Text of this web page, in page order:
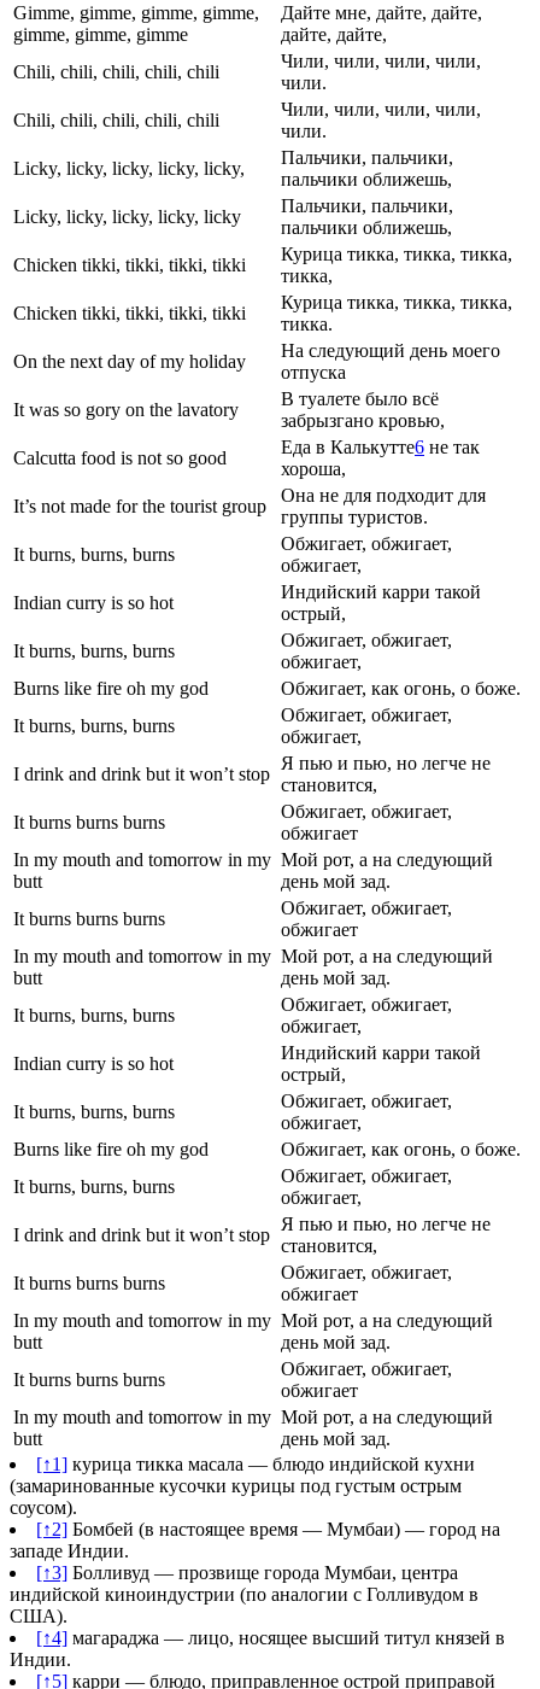
Gimme, gimme, gimme, gimme,
gimme, gimme, gimme
Дайте мне, дайте, дайте,
дайте, дайте,
Chili, chili, chili, chili, chili
Чили, чили, чили, чили,
чили.
Chili, chili, chili, chili, chili
Чили, чили, чили, чили,
чили.
Licky, licky, licky, licky, licky,
Пальчики, пальчики,
пальчики оближешь,
Licky, licky, licky, licky, licky
Пальчики, пальчики,
пальчики оближешь,
Chicken tikki, tikki, tikki, tikki
Курица тикка, тикка, тикка,
тикка,
Chicken tikki, tikki, tikki, tikki
Курица тикка, тикка, тикка,
тикка.
On the next day of my holiday
На следующий день моего
отпуска
It was so gory on the lavatory
В туалете было всё
забрызгано кровью,
Calcutta food is not so good
Еда в Калькутте6 не так
хороша,
It’s not made for the tourist group
Она не для подходит для
группы туристов.
It burns, burns, burns
Обжигает, обжигает,
обжигает,
Indian curry is so hot
Индийский карри такой
острый,
It burns, burns, burns
Обжигает, обжигает,
обжигает,
Burns like fire oh my god
Обжигает, как огонь, о боже.
It burns, burns, burns
Обжигает, обжигает,
обжигает,
I drink and drink but it won’t stop
Я пью и пью, но легче не
становится,
It burns burns burns
Обжигает, обжигает,
обжигает
In my mouth and tomorrow in my
butt
Мой рот, а на следующий
день мой зад.
It burns burns burns
Обжигает, обжигает,
обжигает
In my mouth and tomorrow in my
butt
Мой рот, а на следующий
день мой зад.
It burns, burns, burns
Обжигает, обжигает,
обжигает,
Indian curry is so hot
Индийский карри такой
острый,
It burns, burns, burns
Обжигает, обжигает,
обжигает,
Burns like fire oh my god
Обжигает, как огонь, о боже.
It burns, burns, burns
Обжигает, обжигает,
обжигает,
I drink and drink but it won’t stop
Я пью и пью, но легче не
становится,
It burns burns burns
Обжигает, обжигает,
обжигает
In my mouth and tomorrow in my
butt
Мой рот, а на следующий
день мой зад.
It burns burns burns
Обжигает, обжигает,
обжигает
In my mouth and tomorrow in my
butt
Мой рот, а на следующий
день мой зад.
[↑1] курица тикка масала — блюдо индийской кухни
(замаринованные кусочки курицы под густым острым
соусом).
[↑2] Бомбей (в настоящее время — Мумбаи) — город на
западе Индии.
[↑3] Болливуд — прозвище города Мумбаи, центра
индийской киноиндустрии (по аналогии с Голливудом в
США).
[↑4] магараджа — лицо, носящее высший титул князей в
Индии.
[↑5] карри — блюдо, приправленное острой приправой